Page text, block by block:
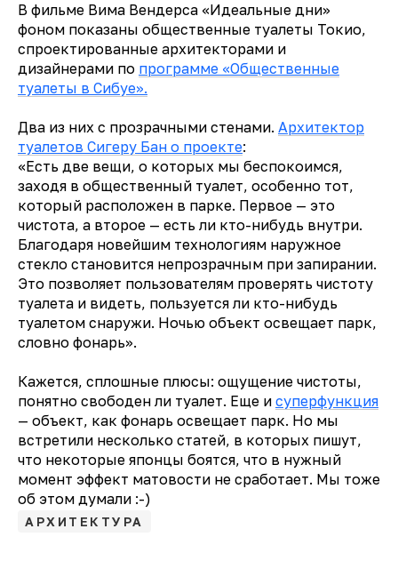
В фильме Вима Вендерса «Идеальные дни»
фоном показаны общественные туалеты Токио,
спроектированные архитекторами и
дизайнерами по программе «Общественные
туалеты в Сибуе».
Два из них с прозрачными стенами. Архитектор
туалетов Сигеру Бан о проекте:
«Есть две вещи, о которых мы беспокоимся,
заходя в общественный туалет, особенно тот,
который расположен в парке. Первое — это
чистота, а второе — есть ли кто-нибудь внутри.
Благодаря новейшим технологиям наружное
стекло становится непрозрачным при запирании.
Это позволяет пользователям проверять чистоту
туалета и видеть, пользуется ли кто-нибудь
туалетом снаружи. Ночью объект освещает парк,
словно фонарь».
Кажется, сплошные плюсы: ощущение чистоты,
понятно свободен ли туалет. Еще и суперфункция
— объект, как фонарь освещает парк. Но мы
встретили несколько статей, в которых пишут,
что некоторые японцы боятся, что в нужный
момент эффект матовости не сработает. Мы тоже
об этом думали :-)
АРХИТЕКТУРА